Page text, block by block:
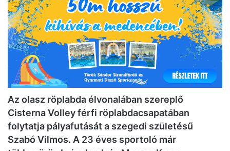
Az olasz röplabda élvonalában szereplő
Cisterna Volley férfi röplabdacsapatában
folytatja pályafutását a szegedi születésű
Szabó Vilmos. A 23 éves sportoló már